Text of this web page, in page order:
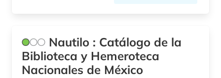
Nautilo : Catálogo de la
Biblioteca y Hemeroteca
Nacionales de México